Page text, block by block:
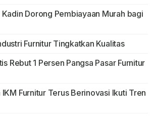
Dorong Pembiayaan Murah bagi
Furnitur Tingkatkan Kualitas
Rebut 1 Persen Pangsa Pasar Furnitur
Furnitur Terus Berinovasi Ikuti Tren